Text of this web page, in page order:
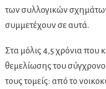
των συλλογικών
συμμετέχουν σε αυτά.
Στα μόλις 4,5 χρόνια που
θεμελίωσης του
τους τομείς: από το